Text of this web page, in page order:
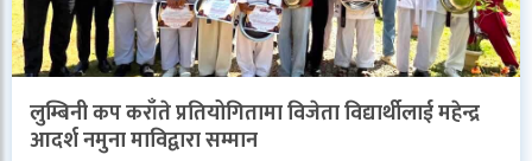
लुम्बिनी कप कराँते प्रतियोगितामा विजेता विद्यार्थीलाई महेन्द्र
आदर्श नमुना माविद्वारा सम्मान